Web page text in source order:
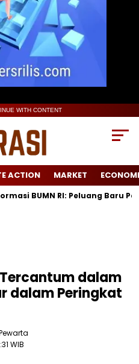
WITH CONTENT
ACTION MARKET
RI: Peluang Baru Pasca
dalam
dalam Peringkat
WIB